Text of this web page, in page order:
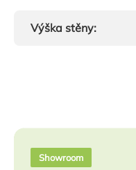
Výška stěny:
Showroom